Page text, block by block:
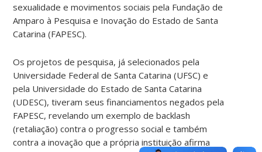
sexualidade e movimentos sociais pela Fundação de
Amparo à Pesquisa e Inovação do Estado de Santa
Catarina (FAPESC).
Os projetos de pesquisa, já selecionados pela
Universidade Federal de Santa Catarina (UFSC) e
pela Universidade do Estado de Santa Catarina
(UDESC), tiveram seus financiamentos negados pela
FAPESC, revelando um exemplo de backlash
(retaliação) contra o progresso social e também
contra a inovação que a própria instituição afirma